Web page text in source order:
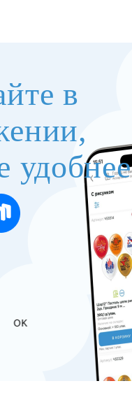
OK
в
удобнее